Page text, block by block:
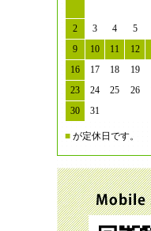
2
3 4 5
9
10 11 12
16
17 18 19
23
24 25 26
30
31
■ が定休日です。